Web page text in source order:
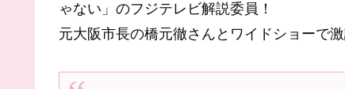
ゃない」のフジテレビ解説委員！
元大阪市長の橋元徹さんとワイドショーで